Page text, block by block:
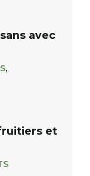
avec
,
et